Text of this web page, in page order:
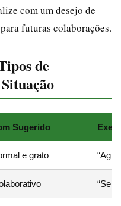
com um desejo de
futuras colaborações.
de
Sugerido
e grato